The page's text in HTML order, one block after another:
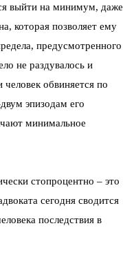
выйти на минимум, даже
которая позволяет ему
предусмотренного
не раздувалось и
человек обвиняется по
эпизодам его
минимальное
стопроцентно – это
сегодня сводится
последствия в